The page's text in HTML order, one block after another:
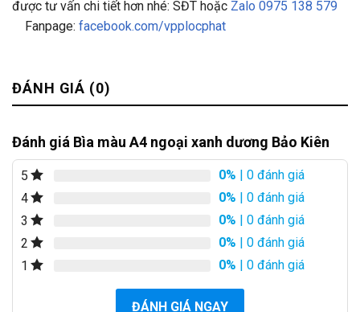
được tư vấn chi tiết hơn nhé: SĐT hoặc Zalo 0975 138 579
Fanpage: facebook.com/vpplocphat
ĐÁNH GIÁ (0)
Đánh giá Bìa màu A4 ngoại xanh dương Bảo Kiên
5 0% | 0 đánh giá
4
0% | 0 đánh giá
3
0% | 0 đánh giá
2
0% | 0 đánh giá
1
0% | 0 đánh giá
ĐÁNH GIÁ NGAY